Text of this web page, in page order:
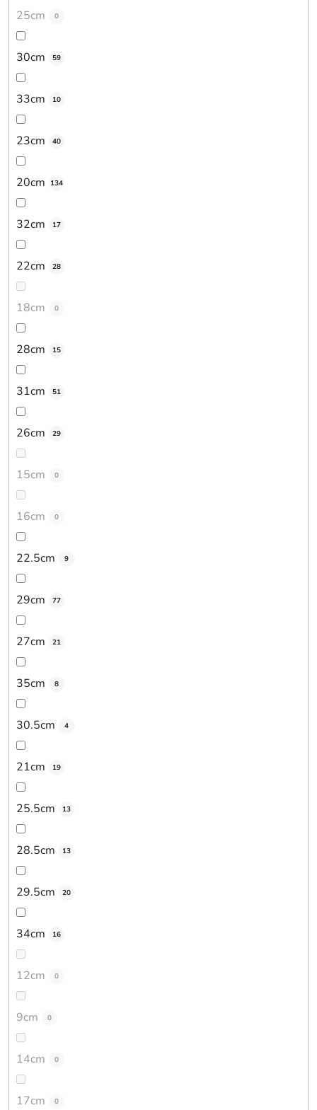
25cm 0
30cm 59
33cm 10
23cm 40
20cm 134
32cm 17
22cm 28
18cm 0
28cm 15
31cm 51
26cm 29
15cm 0
16cm 0
22.5cm 9
29cm 77
27cm 21
35cm 8
30.5cm 4
21cm 19
25.5cm 13
28.5cm 13
29.5cm 20
34cm 16
12cm 0
9cm 0
14cm 0
17cm 0